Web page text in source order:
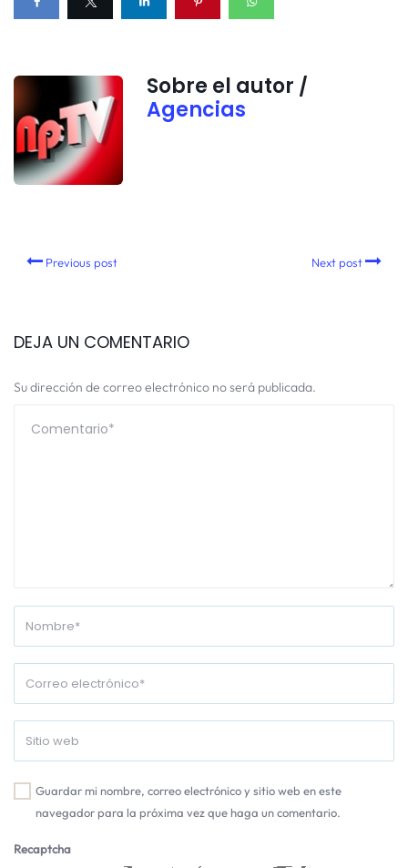
Sobre el autor /
Agencias
Previous post Next post
DEJA UN COMENTARIO
Su dirección de correo electrónico no será publicada.
Guardar mi nombre, correo electrónico y sitio web en este
navegador para la próxima vez que haga un comentario.
Recaptcha